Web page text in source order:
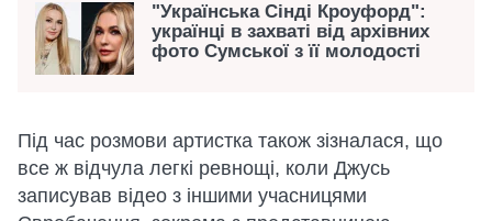
"Українська Сінді Кроуфорд":
українці в захваті від архівних
фото Сумської з її молодості
Під час розмови артистка також зізналася, що
все ж відчула легкі ревнощі, коли Джусь
записував відео з іншими учасницями